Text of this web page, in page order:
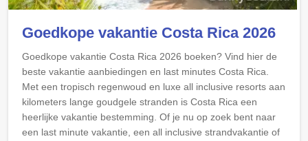
Goedkope vakantie Costa Rica 2026
Goedkope vakantie Costa Rica 2026 boeken? Vind hier de
beste vakantie aanbiedingen en last minutes Costa Rica.
Met een tropisch regenwoud en luxe all inclusive resorts aan
kilometers lange goudgele stranden is Costa Rica een
heerlijke vakantie bestemming. Of je nu op zoek bent naar
een last minute vakantie, een all inclusive strandvakantie of